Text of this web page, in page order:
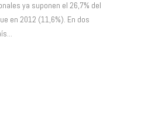
ya suponen el 26,7% del
en 2012 (11,6%). En dos